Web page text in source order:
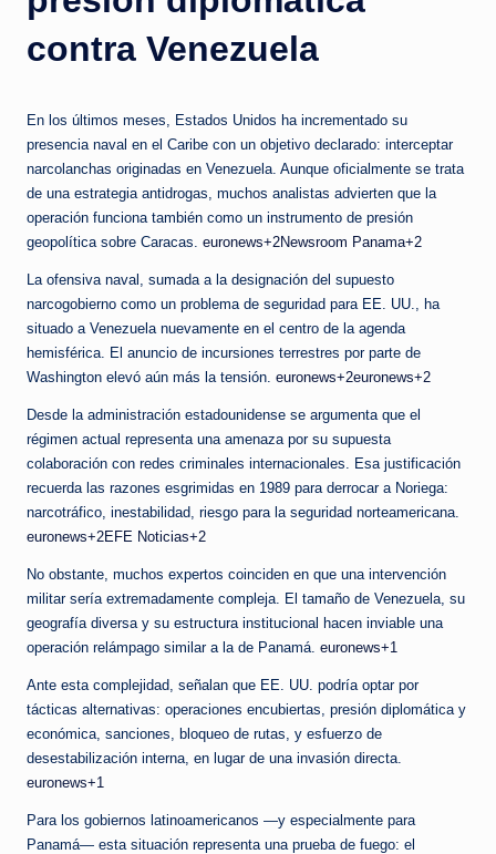
i
n
t
a
n
t
e
contra Venezuela
En los últimos meses, Estados Unidos ha incrementado su
presencia naval en el Caribe con un objetivo declarado: interceptar
narcolanchas originadas en Venezuela. Aunque oficialmente se trata
de una estrategia antidrogas, muchos analistas advierten que la
operación funciona también como un instrumento de presión
geopolítica sobre Caracas. euronews+2Newsroom Panama+2
La ofensiva naval, sumada a la designación del supuesto
narcogobierno como un problema de seguridad para EE. UU., ha
situado a Venezuela nuevamente en el centro de la agenda
hemisférica. El anuncio de incursiones terrestres por parte de
Washington elevó aún más la tensión. euronews+2euronews+2
Desde la administración estadounidense se argumenta que el
régimen actual representa una amenaza por su supuesta
colaboración con redes criminales internacionales. Esa justificación
recuerda las razones esgrimidas en 1989 para derrocar a Noriega:
narcotráfico, inestabilidad, riesgo para la seguridad norteamericana.
euronews+2EFE Noticias+2
No obstante, muchos expertos coinciden en que una intervención
militar sería extremadamente compleja. El tamaño de Venezuela, su
geografía diversa y su estructura institucional hacen inviable una
operación relámpago similar a la de Panamá. euronews+1
Ante esta complejidad, señalan que EE. UU. podría optar por
tácticas alternativas: operaciones encubiertas, presión diplomática y
económica, sanciones, bloqueo de rutas, y esfuerzo de
desestabilización interna, en lugar de una invasión directa.
euronews+1
Para los gobiernos latinoamericanos —y especialmente para
Panamá— esta situación representa una prueba de fuego: el